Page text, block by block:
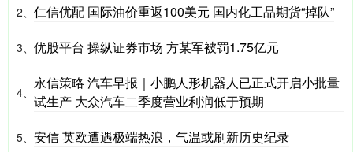
2、 仁信优配 国际油价重返100美元 国内化工品期货“掉队”
3、 优股平台 操纵证券市场 方某军被罚1.75亿元
4、
永信策略 汽车早报｜小鹏人形机器人已正式开启小批量
试生产 大众汽车二季度营业利润低于预期
5、 安信 英欧遭遇极端热浪，气温或刷新历史纪录